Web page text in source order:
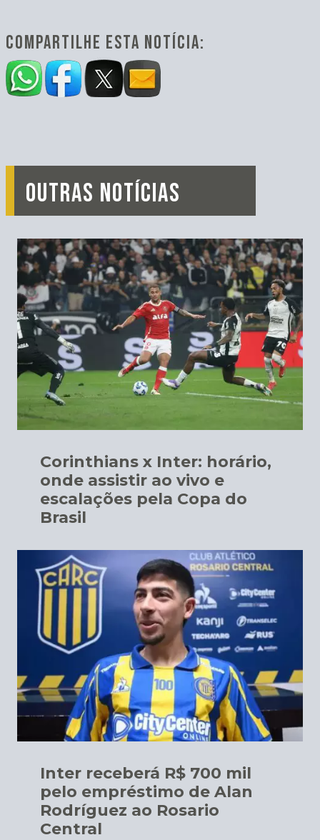
COMPARTILHE ESTA NOTÍCIA:
OUTRAS NOTÍCIAS
Corinthians x Inter: horário,
onde assistir ao vivo e
escalações pela Copa do
Brasil
Inter receberá R$ 700 mil
pelo empréstimo de Alan
Rodríguez ao Rosario
Central